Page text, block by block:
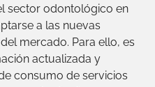
sector odontológico en
a las nuevas
mercado. Para ello, es
actualizada y
consumo de servicios